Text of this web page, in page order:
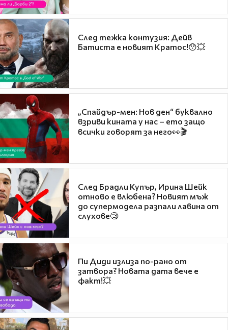
След тежка контузия: Дейв
Батиста е новият Кратос!😯💥
„Спайдър-мен: Нов ден“ буквално
взриви кината у нас – ето защо
всички говорят за него👀🎬
След Брадли Купър, Ирина Шейк
отново е влюбена? Новият мъж
до супермодела разпали лавина от
слухове🧐
Пи Диди излиза по-рано от
затвора? Новата дата вече е
факт!💥